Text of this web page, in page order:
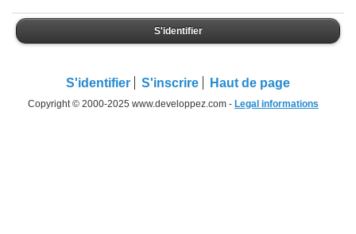
S'identifier
S'identifier S'inscrire Haut de page
Copyright © 2000-2025 www.developpez.com - Legal informations